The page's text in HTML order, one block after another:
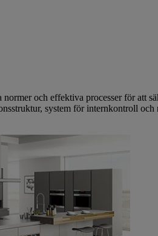
och effektiva processer för att
system för internkontroll